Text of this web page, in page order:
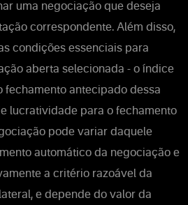
uma negociação que deseja
correspondente. Além disso,
condições essenciais para
aberta selecionada - o índice
antecipado dessa
lucratividade para o fechamento
pode variar daquele
automático da negociação e
a critério razoável da
e depende do valor da